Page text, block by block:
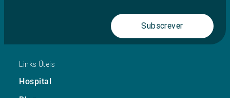
Subscrever
Links Úteis
Hospital